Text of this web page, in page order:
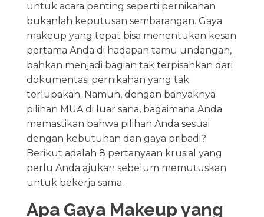
untuk acara penting seperti pernikahan
bukanlah keputusan sembarangan. Gaya
makeup yang tepat bisa menentukan kesan
pertama Anda di hadapan tamu undangan,
bahkan menjadi bagian tak terpisahkan dari
dokumentasi pernikahan yang tak
terlupakan. Namun, dengan banyaknya
pilihan MUA di luar sana, bagaimana Anda
memastikan bahwa pilihan Anda sesuai
dengan kebutuhan dan gaya pribadi?
Berikut adalah 8 pertanyaan krusial yang
perlu Anda ajukan sebelum memutuskan
untuk bekerja sama.
Apa Gaya Makeup yang